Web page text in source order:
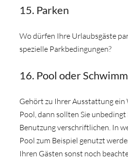
15. Parken
Wo dürfen Ihre Urlaubsgäste
spezielle Parkbedingungen?
16. Pool oder
Gehört zu Ihrer Ausstattung
Pool, dann sollten Sie
Benutzung verschriftlichen. In
Pool zum Beispiel genutzt
Ihren Gästen sonst noch